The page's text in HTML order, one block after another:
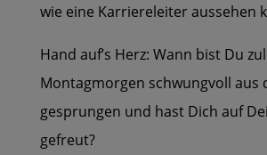
wie eine Karriereleiter aussehen
Hand auf’s Herz: Wann bist Du
Montagmorgen schwungvoll aus
gesprungen und hast Dich auf
gefreut?